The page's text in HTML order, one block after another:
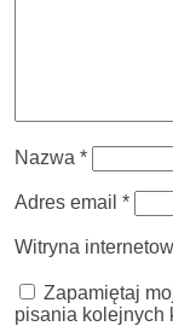
Nazwa *
Adres email *
Witryna
Zapamiętaj
pisania kolejnych